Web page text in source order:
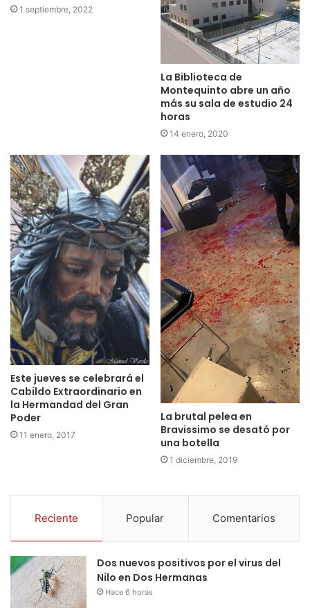
1 septiembre, 2022
La Biblioteca de
Montequinto abre un año
más su sala de estudio 24
horas
14 enero, 2020
Este jueves se celebrará el
Cabildo Extraordinario en
la Hermandad del Gran
Poder
11 enero, 2017
La brutal pelea en
Bravissimo se desató por
una botella
1 diciembre, 2019
Reciente Popular Comentarios
Dos nuevos positivos por el virus del
Nilo en Dos Hermanas
Hace 6 horas